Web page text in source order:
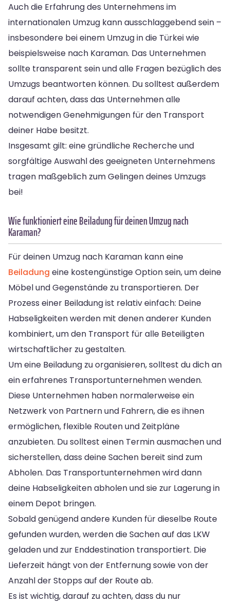
Auch die Erfahrung des Unternehmens im
internationalen Umzug kann ausschlaggebend sein –
insbesondere bei einem Umzug in die Türkei wie
beispielsweise nach Karaman. Das Unternehmen
sollte transparent sein und alle Fragen bezüglich des
Umzugs beantworten können. Du solltest außerdem
darauf achten, dass das Unternehmen alle
notwendigen Genehmigungen für den Transport
deiner Habe besitzt.
Insgesamt gilt: eine gründliche Recherche und
sorgfältige Auswahl des geeigneten Unternehmens
tragen maßgeblich zum Gelingen deines Umzugs
bei!
Wie funktioniert eine Beiladung für deinen Umzug nach
Karaman?
Für deinen Umzug nach Karaman kann eine
Beiladung eine kostengünstige Option sein, um deine
Möbel und Gegenstände zu transportieren. Der
Prozess einer Beiladung ist relativ einfach: Deine
Habseligkeiten werden mit denen anderer Kunden
kombiniert, um den Transport für alle Beteiligten
wirtschaftlicher zu gestalten.
Um eine Beiladung zu organisieren, solltest du dich an
ein erfahrenes Transportunternehmen wenden.
Diese Unternehmen haben normalerweise ein
Netzwerk von Partnern und Fahrern, die es ihnen
ermöglichen, flexible Routen und Zeitpläne
anzubieten. Du solltest einen Termin ausmachen und
sicherstellen, dass deine Sachen bereit sind zum
Abholen. Das Transportunternehmen wird dann
deine Habseligkeiten abholen und sie zur Lagerung in
einem Depot bringen.
Sobald genügend andere Kunden für dieselbe Route
gefunden wurden, werden die Sachen auf das LKW
geladen und zur Enddestination transportiert. Die
Lieferzeit hängt von der Entfernung sowie von der
Anzahl der Stopps auf der Route ab.
Es ist wichtig, darauf zu achten, dass du nur